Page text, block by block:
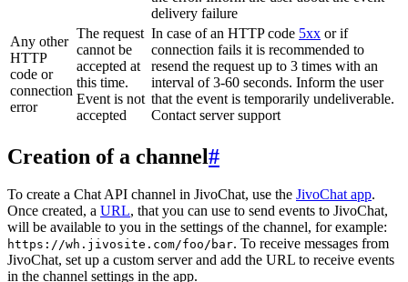
delivery failure
Any other
HTTP
code or
connection
error
The request
cannot be
accepted at
this time.
Event is not
accepted
In case of an HTTP code 5xx or if
connection fails it is recommended to
resend the request up to 3 times with an
interval of 3-60 seconds. Inform the user
that the event is temporarily undeliverable.
Contact server support
Creation of a channel#
To create a Chat API channel in JivoChat, use the JivoChat app.
Once created, a URL, that you can use to send events to JivoChat,
will be available to you in the settings of the channel, for example:
https://wh.jivosite.com/foo/bar. To receive messages from
JivoChat, set up a custom server and add the URL to receive events
in the channel settings in the app.